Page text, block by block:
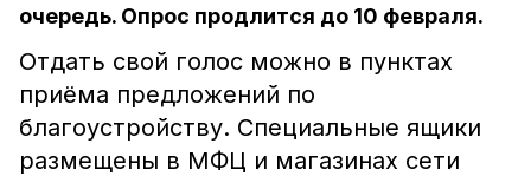
очередь. Опрос продлится до 10 февраля.
Отдать свой голос можно в пунктах
приёма предложений по
благоустройству. Специальные ящики
размещены в МФЦ и магазинах сети